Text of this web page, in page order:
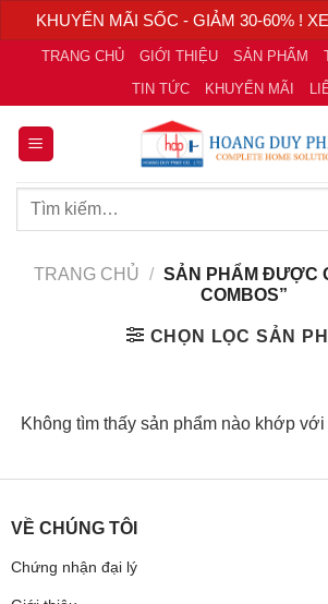
KHUYẾN MÃI SỐC - GIẢM 30-60% !
Chuyển
nội
dung
TRANG CHỦ GIỚI THIỆU SẢN PHẨM
TIN TỨC
KHUYẾN MÃI
Tìm
TRANG CHỦ / SẢN PHẨM ĐƯỢC
COMBOS”
CHỌN LỌC SẢN
Không tìm thấy sản phẩm nào khớp
VỀ CHÚNG TÔI
Chứng nhận đại lý